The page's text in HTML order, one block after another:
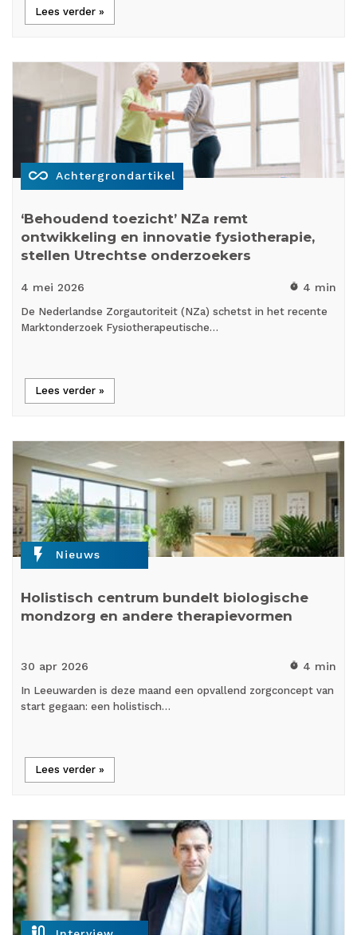
Lees verder »
all_inclusive Achtergrondartikel
‘Behoudend toezicht’ NZa remt
ontwikkeling en innovatie fysiotherapie,
stellen Utrechtse onderzoekers
4 mei 2026 timer 4 min
De Nederlandse Zorgautoriteit (NZa) schetst in het recente
Marktonderzoek Fysiotherapeutische…
Lees verder »
flash_on Nieuws
Holistisch centrum bundelt biologische
mondzorg en andere therapievormen
30 apr 2026 timer 4 min
In Leeuwarden is deze maand een opvallend zorgconcept van
start gegaan: een holistisch…
Lees verder »